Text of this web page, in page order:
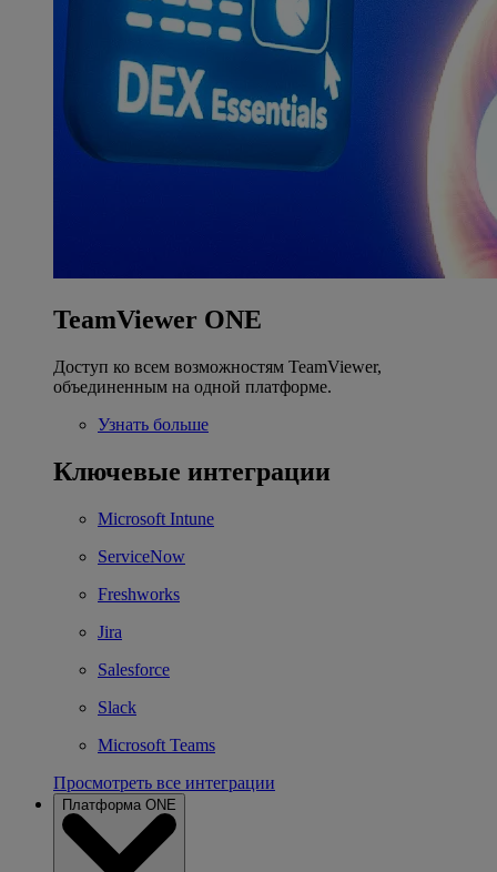
TeamViewer ONE
Доступ ко всем возможностям TeamViewer,
объединенным на одной платформе.
Узнать больше
Ключевые интеграции
Microsoft Intune
ServiceNow
Freshworks
Jira
Salesforce
Slack
Microsoft Teams
Просмотреть все интеграции
Платформа ONE